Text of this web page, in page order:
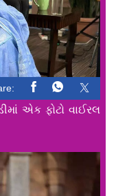
એક ફોટો વાઈરલ